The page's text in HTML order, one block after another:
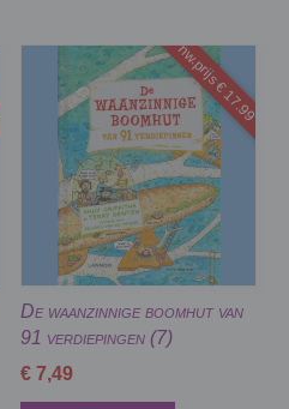
nw.prijs € 17.99
De waanzinnige boomhut van
91 verdiepingen (7)
€ 7,49